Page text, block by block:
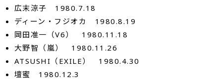
広末涼子 1980.7.18
ディーン・フジオカ 1980.8.19
岡田准一（V6） 1980.11.18
大野智（嵐） 1980.11.26
ATSUSHI（EXILE） 1980.4.30
壇蜜 1980.12.3